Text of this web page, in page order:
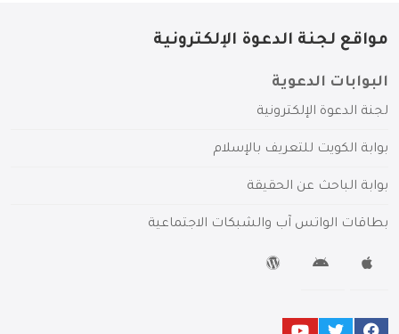
مواقع لجنة الدعوة الإلكترونية
البوابات الدعوية
لجنة الدعوة الإلكترونية
بوابة الكويت للتعريف بالإسلام
بوابة الباحث عن الحقيقة
بطاقات الواتس آب والشبكات الاجتماعية